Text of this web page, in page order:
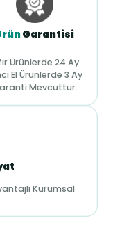
Garantisi
Ürünlerde 24 Ay
El Ürünlerde 3 Ay
Mevcuttur.
Kurumsal